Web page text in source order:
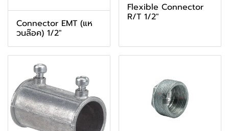
Connector EMT (แห
วนล๊อค) 1/2"
Flexible Connector
R/T 1/2"